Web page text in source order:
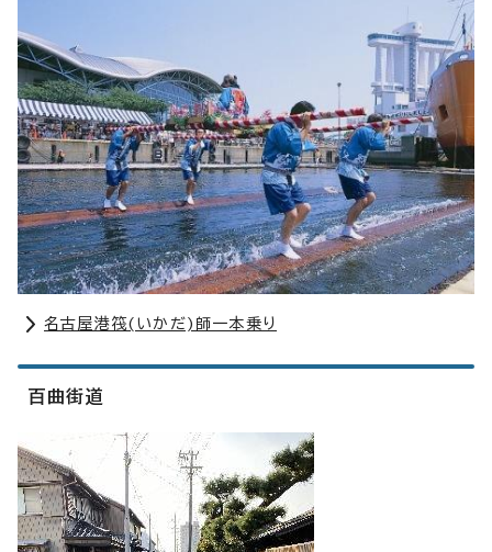
名古屋港筏(いかだ)師一本乗り
百曲街道